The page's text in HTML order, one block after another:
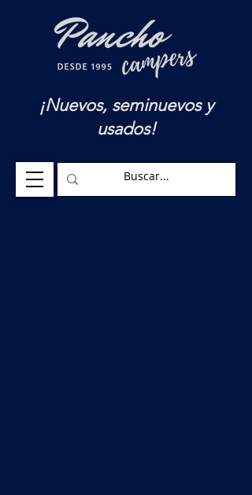
¡Nuevos, seminuevos y
usados!